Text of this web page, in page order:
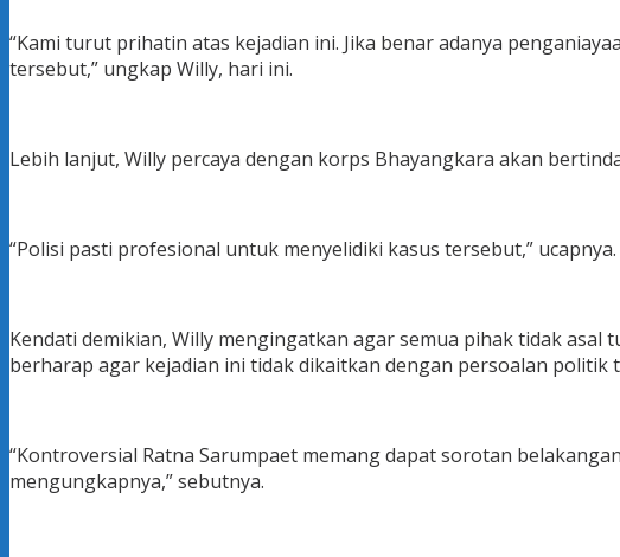
“Kami turut prihatin atas kejadian ini. Jika benar adanya
tersebut,” ungkap Willy, hari ini.
Lebih lanjut, Willy percaya dengan korps Bhayangkara akan
“Polisi pasti profesional untuk menyelidiki kasus tersebut,” ucapnya.
Kendati demikian, Willy mengingatkan agar semua pihak tidak
berharap agar kejadian ini tidak dikaitkan dengan persoalan politik
“Kontroversial Ratna Sarumpaet memang dapat sorotan
mengungkapnya,” sebutnya.